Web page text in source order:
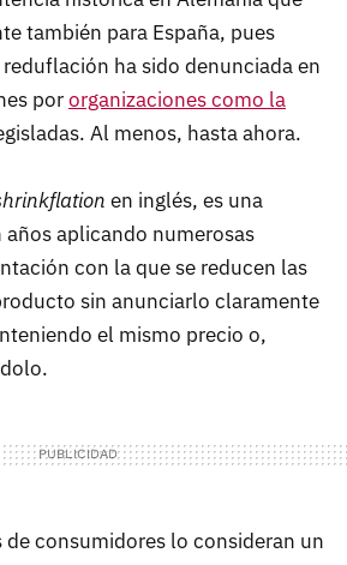
también para España, pues
ha sido denunciada en
pororganizaciones como la
Al menos, hasta ahora.
en inglés, es una
aplicando numerosas
con la que se reducen las
sin anunciarlo claramente
el mismo precio o,
de consumidores lo consideran un